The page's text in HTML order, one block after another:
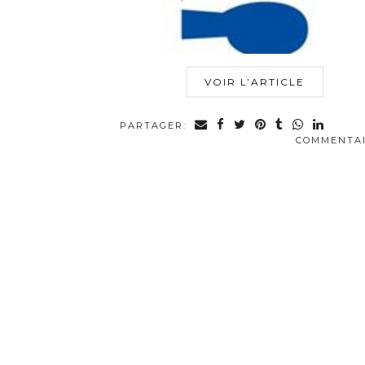
VOIR L’ARTICLE
PARTAGER: